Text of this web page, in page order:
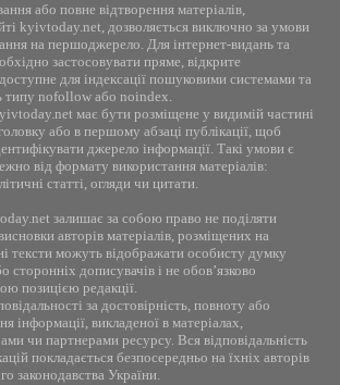
або повне відтворення матеріалів,
kyivtoday.net, дозволяється виключно за умови
на першоджерело. Для інтернет-видань та
застосовувати пряме, відкрите
для індексації пошуковими системами та
типу nofollow або noindex.
має бути розміщене у видимій частині
або в першому абзаці публікації, щоб
джерело інформації. Такі умови є
від формату використання матеріалів:
статті, огляди чи цитати.
залишає за собою право не поділяти
авторів матеріалів, розміщених на
тексти можуть відображати особисту думку
сторонніх дописувачів і не обов’язково
позицією редакції.
за достовірність, повноту або
інформації, викладеної в матеріалах,
чи партнерами ресурсу. Вся відповідальність
покладається безпосередньо на їхніх авторів
законодавства України.